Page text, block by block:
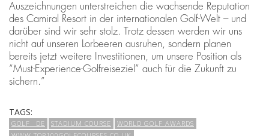
Auszeichnungen unterstreichen die wachsende Reputation
des Camiral Resort in der internationalen Golf-Welt – und
darüber sind wir sehr stolz. Trotz dessen werden wir uns
nicht auf unseren Lorbeeren ausruhen, sondern planen
bereits jetzt weitere Investitionen, um unsere Position als
“Must-Experience-Golfreiseziel” auch für die Zukunft zu
sichern.”
TAGS:
GOLF_ DE STADIUM COURSE
WORLD GOLF AWARDS